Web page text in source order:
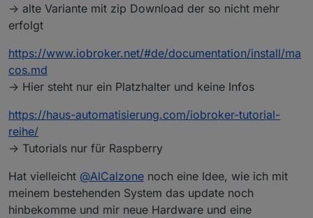
-> alte Variante mit zip Download der so nicht mehr
erfolgt
https://www.iobroker.net/#de/documentation/install/ma
cos.md
-> Hier steht nur ein Platzhalter und keine Infos
https://haus-automatisierung.com/iobroker-tutorial-
reihe/
-> Tutorials nur für Raspberry
Hat vielleicht @AlCalzone noch eine Idee, wie ich mit
meinem bestehenden System das update noch
hinbekomme und mir neue Hardware und eine